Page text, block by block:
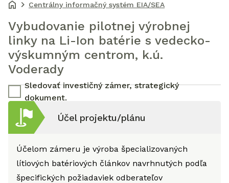
Centrálny informačný systém EIA/SEA
Vybudovanie pilotnej výrobnej
linky na Li-Ion batérie s vedecko-
výskumným centrom, k.ú.
Voderady
Sledovať investičný zámer, strategický
dokument.
Účel projektu/plánu
Účelom zámeru je výroba špecializovaných
lítiových batériových článkov navrhnutých podľa
špecifických požiadaviek odberateľov